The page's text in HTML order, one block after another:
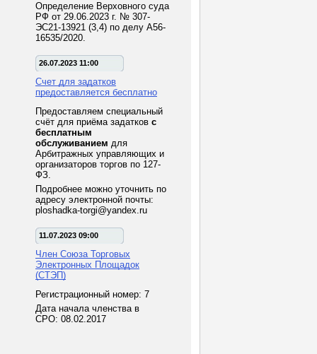
Определение Верховного суда
РФ от 29.06.2023 г. № 307-
ЭС21-13921 (3,4) по делу А56-
16535/2020.
26.07.2023 11:00
Счет для задатков
предоставляется бесплатно
Предоставляем специальный
счёт для приёма задатков с
бесплатным
обслуживанием для
Арбитражных управляющих и
организаторов торгов по 127-
ФЗ.
Подробнее можно уточнить по
адресу электронной почты:
ploshadka-torgi@yandex.ru
11.07.2023 09:00
Член Союза Торговых
Электронных Площадок
(СТЭП)
Регистрационный номер: 7
Дата начала членства в
СРО: 08.02.2017